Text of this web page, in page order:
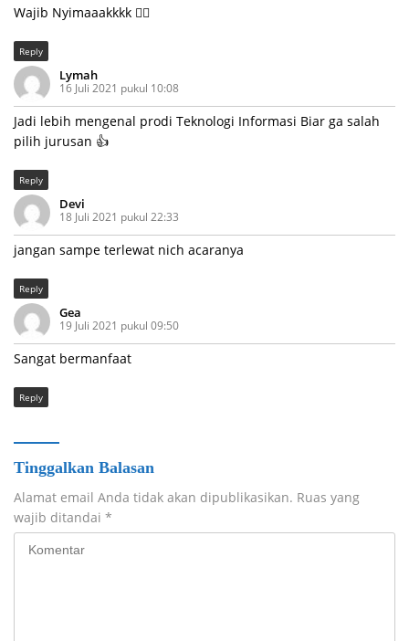
Wajib Nyimaaakkkk 👍🏻
Reply
Lymah
16 Juli 2021 pukul 10:08
Jadi lebih mengenal prodi Teknologi Informasi Biar ga salah
pilih jurusan 👍
Reply
Devi
18 Juli 2021 pukul 22:33
jangan sampe terlewat nich acaranya
Reply
Gea
19 Juli 2021 pukul 09:50
Sangat bermanfaat
Reply
Tinggalkan Balasan
Alamat email Anda tidak akan dipublikasikan. Ruas yang
wajib ditandai *